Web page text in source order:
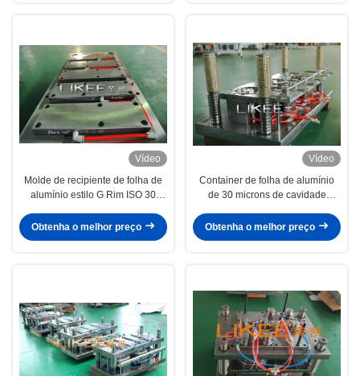
Vídeo
Molde de recipiente de folha de
alumínio estilo G Rim ISO 30
Obtenha o melhor preço
Vídeo
Container de folha de alumínio
de 30 microns de cavidade
Obtenha o melhor preço